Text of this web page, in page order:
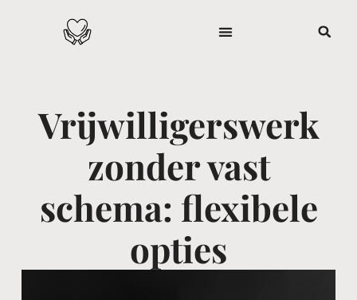
Vrijwilligerswerk
zonder vast
schema: flexibele
opties